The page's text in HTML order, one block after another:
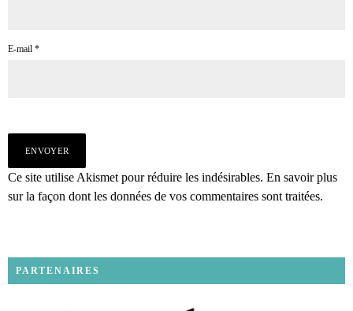
E-mail *
Ce site utilise Akismet pour réduire les indésirables. En savoir plus
sur la façon dont les données de vos commentaires sont traitées.
PARTENAIRES